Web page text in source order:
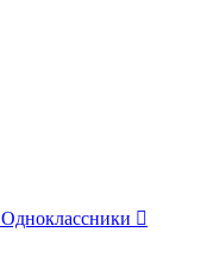
Одноклассники